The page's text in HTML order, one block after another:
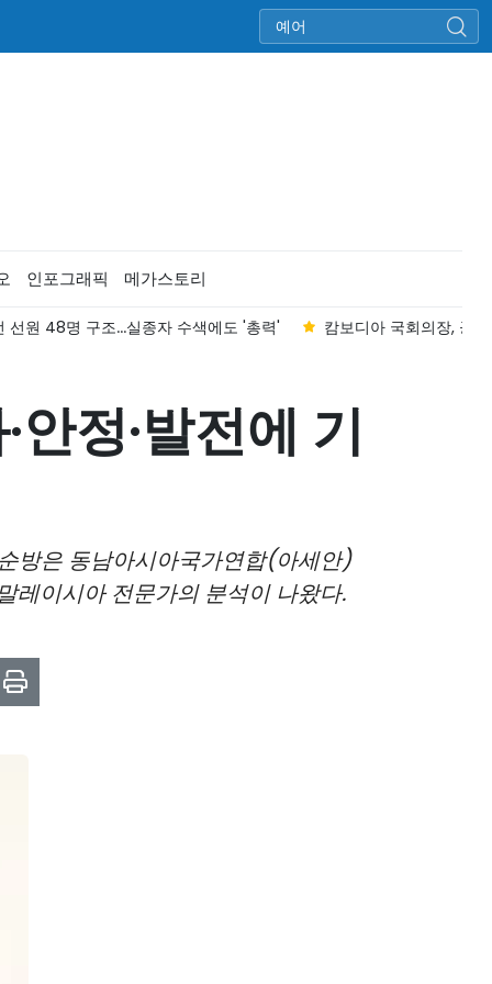
인포그래픽 메가스토리
도 '총력' 캄보디아 국회의장, 공식 방문 위해 하노이에 도착
정·발전에 기
방은 동남아시아국가연합(아세안)
레이시아 전문가의 분석이 나왔다.